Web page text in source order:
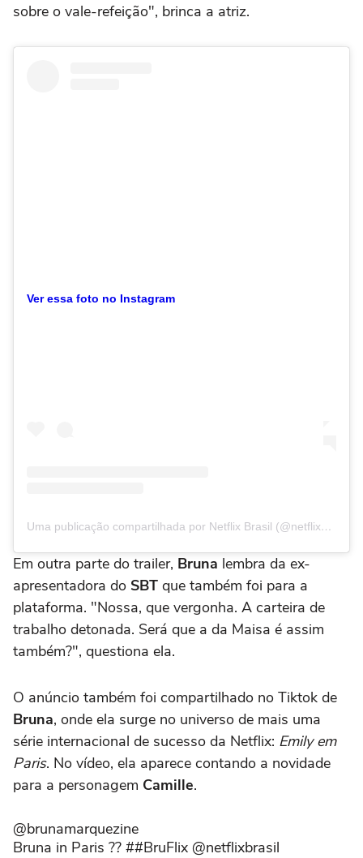
sobre o vale-refeição", brinca a atriz.
Ver essa foto no Instagram
Uma publicação compartilhada por Netflix Brasil (@netflixbrasil)
Em outra parte do trailer, Bruna lembra da ex-
apresentadora do SBT que também foi para a
plataforma. "Nossa, que vergonha. A carteira de
trabalho detonada. Será que a da Maisa é assim
também?", questiona ela.
O anúncio também foi compartilhado no Tiktok de
Bruna, onde ela surge no universo de mais uma
série internacional de sucesso da Netflix: Emily em
Paris. No vídeo, ela aparece contando a novidade
para a personagem Camille.
@brunamarquezine
Bruna in Paris ?? ##BruFlix @netflixbrasil